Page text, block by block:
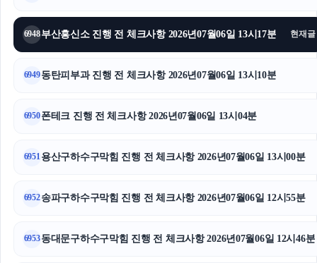
채무통합대환대출
트립닷컴 할인코드
6948부산흥신소 진행 전 체크사항 2026년07월06일 13시17분 현재글
6949동탄피부과 진행 전 체크사항 2026년07월06일 13시10분
6950폰테크 진행 전 체크사항 2026년07월06일 13시04분
6951용산구하수구막힘 진행 전 체크사항 2026년07월06일 13시00분
6952송파구하수구막힘 진행 전 체크사항 2026년07월06일 12시55분
6953동대문구하수구막힘 진행 전 체크사항 2026년07월06일 12시46분